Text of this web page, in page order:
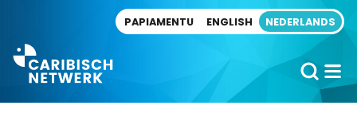
PAPIAMENTU ENGLISH NEDERLANDS